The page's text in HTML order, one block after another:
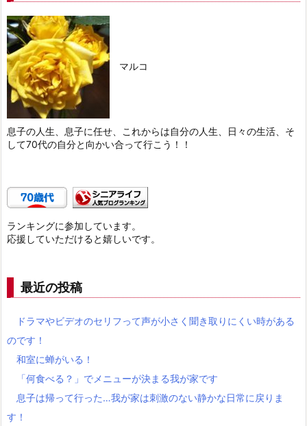
マルコ
息子の人生、息子に任せ、これからは自分の人生、日々の生活、そ
して70代の自分と向かい合って行こう！！
ランキングに参加しています。
応援していただけると嬉しいです。
最近の投稿
ドラマやビデオのセリフって声が小さく聞き取りにくい時がある
のです！
和室に蝉がいる！
「何食べる？」でメニューが決まる我が家です
息子は帰って行った…我が家は刺激のない静かな日常に戻りま
す！